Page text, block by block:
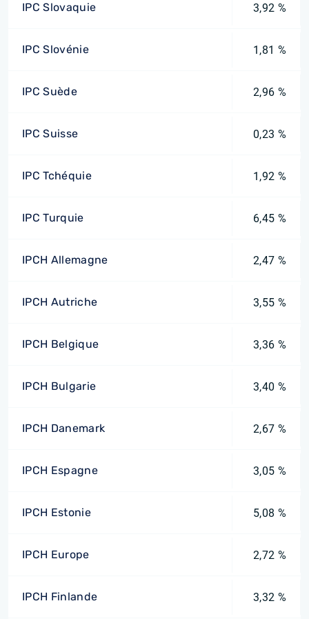
IPC Slovaquie 3,92 %
IPC Slovénie 1,81 %
IPC Suède 2,96 %
IPC Suisse 0,23 %
IPC Tchéquie 1,92 %
IPC Turquie 6,45 %
IPCH Allemagne 2,47 %
IPCH Autriche 3,55 %
IPCH Belgique 3,36 %
IPCH Bulgarie 3,40 %
IPCH Danemark 2,67 %
IPCH Espagne 3,05 %
IPCH Estonie 5,08 %
IPCH Europe 2,72 %
IPCH Finlande 3,32 %